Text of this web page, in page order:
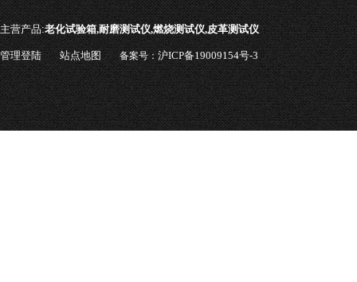
主营产品:老化试验箱,耐磨测试仪,燃烧测试仪,皮革测试仪
管理登陆 站点地图 备案号：沪ICP备19009154号-3